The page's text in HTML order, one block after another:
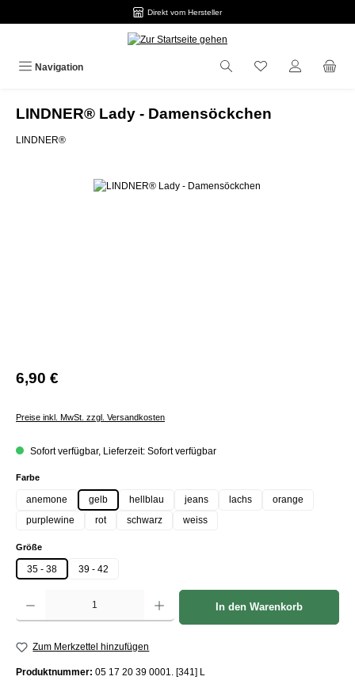
Direkt vom Hersteller
Navigation
LINDNER® Lady - Damensöckchen
LINDNER®
Bildergalerie überspringen
6,90 €
Preise inkl. MwSt. zzgl. Versandkosten
Sofort verfügbar, Lieferzeit: Sofort verfügbar
Farbeauswählen
anemone gelb hellblau jeans lachs
orange
purplewine
rot schwarz weiss
Größeauswählen
35 - 38 39 - 42
Produkt Anzahl: Gib den gewünschten Wert ein oder benutze die Schaltflächen um die
In den Warenkorb
Zum Merkzettel hinzufügen
Produktnummer: 05 17 20 39 0001. [341] L